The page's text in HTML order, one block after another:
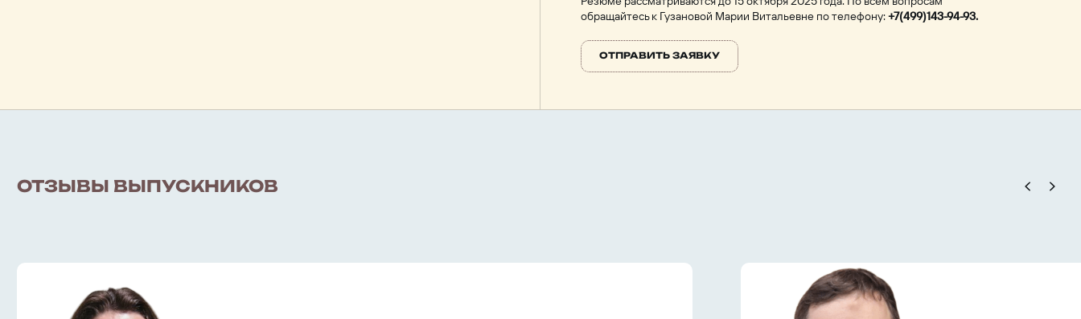
обращайтесь к Гузановой Марии Витальевне по телефону:+7(499)143-94-93.
ОТПРАВИТЬ ЗАЯВКУ
ОТЗЫВЫ ВЫПУСКНИКОВ